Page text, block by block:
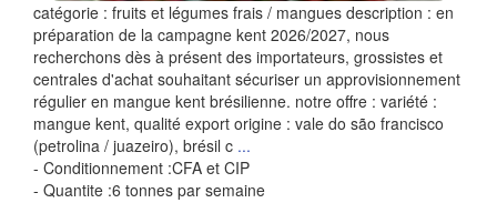
catégorie : fruits et légumes frais / mangues description : en
préparation de la campagne kent 2026/2027, nous
recherchons dès à présent des importateurs, grossistes et
centrales d'achat souhaitant sécuriser un approvisionnement
régulier en mangue kent brésilienne. notre offre : variété :
mangue kent, qualité export origine : vale do são francisco
(petrolina / juazeiro), brésil c ...
- Conditionnement :CFA et CIP
- Quantite :6 tonnes par semaine